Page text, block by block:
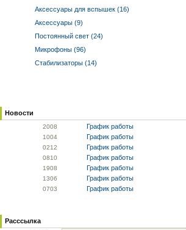
Аксессуары для вспышек (16)
Аксессуары (9)
Постоянный свет (24)
Микрофоны (96)
Стабилизаторы (14)
Новости
2008 График работы
1004 График работы
0212 График работы
0810 График работы
1908 График работы
1306 График работы
0703 График работы
Расссылка